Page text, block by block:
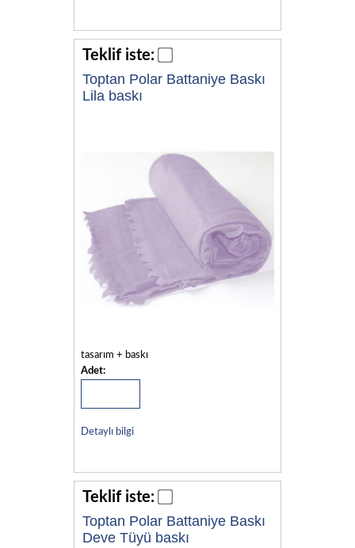
Teklif iste:
Toptan Polar Battaniye Baskı
Lila baskı
tasarım + baskı
Adet:
Detaylı bilgi
Teklif iste:
Toptan Polar Battaniye Baskı
Deve Tüyü baskı